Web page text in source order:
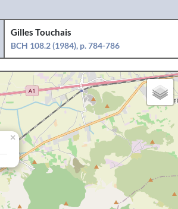
Gilles Touchais
BCH 108.2 (1984), p. 784-786
×